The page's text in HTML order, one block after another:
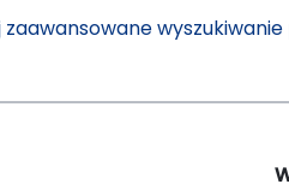
zaawansowane